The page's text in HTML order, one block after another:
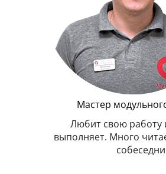
Мастер
Любит свою работу
выполняет. Много